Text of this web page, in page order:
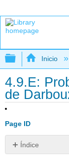
Inicio
4.9.E:
de
Page ID
Índice